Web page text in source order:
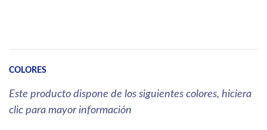
COLORES
Este producto dispone de los siguientes colores, hiciera
clic para mayor información